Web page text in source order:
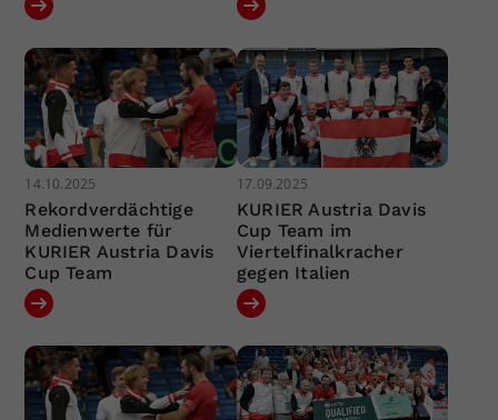
14.10.2025
Rekordverdächtige
Medienwerte für
KURIER Austria Davis
Cup Team
17.09.2025
KURIER Austria Davis
Cup Team im
Viertelfinalkracher
gegen Italien